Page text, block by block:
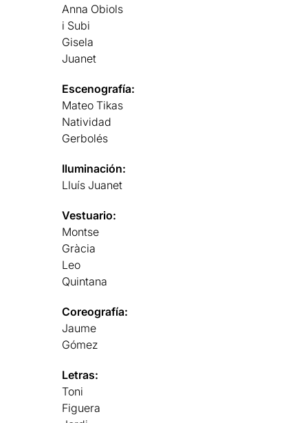
Anna Obiols
i Subi
Gisela
Juanet
Escenografía:
Mateo Tikas
Natividad
Gerbolés
Iluminación:
Lluís Juanet
Vestuario:
Montse
Gràcia
Leo
Quintana
Coreografía:
Jaume
Gómez
Letras:
Toni
Figuera